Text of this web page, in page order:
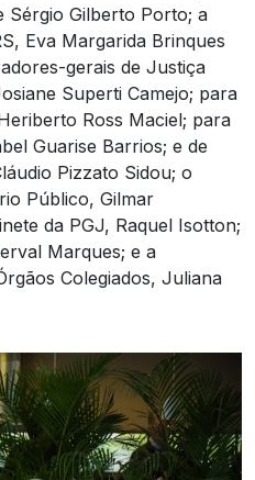
Sérgio Gilberto Porto; a
Eva Margarida Brinques
gerais de Justiça
Superti Camejo; para
Ross Maciel; para
Guarise Barrios; e de
Pizzato Sidou; o
Público, Gilmar
da PGJ, Raquel Isotton;
Marques; e a
Colegiados, Juliana